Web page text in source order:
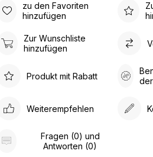
zu den Favoriten
hinzufügen
Zur Wunschliste
hinzufügen
Produkt mit Rabatt
Weiterempfehlen
Fragen (0) und
Antworten (0)